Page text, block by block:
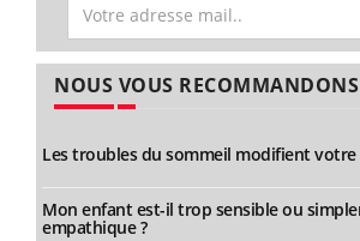
NOUS VOUS RECOMMANDONS
Les troubles du sommeil modifient votre
Mon enfant est-il trop sensible ou
empathique ?